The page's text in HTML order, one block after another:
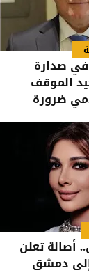
صدارة
الموقف
ضرورة
أصالة تعلن
دمشق